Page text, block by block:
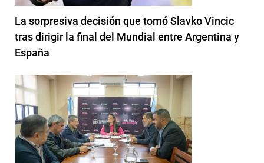
La sorpresiva decisión que tomó Slavko Vincic
tras dirigir la final del Mundial entre Argentina y
España